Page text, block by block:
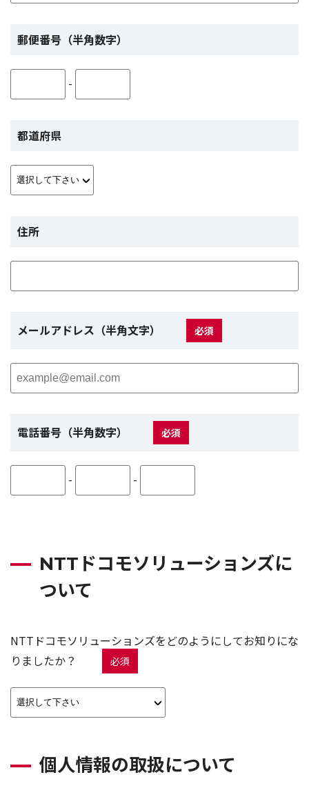
郵便番号（半角数字）
-
都道府県
住所
メールアドレス（半角文字） 必須
電話番号（半角数字） 必須
- -
NTTドコモソリューションズに
ついて
NTTドコモソリューションズをどのようにしてお知りにな
りましたか？
必須
個人情報の取扱について